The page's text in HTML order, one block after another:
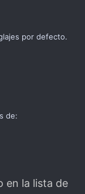
por defecto.
de:
en la lista de